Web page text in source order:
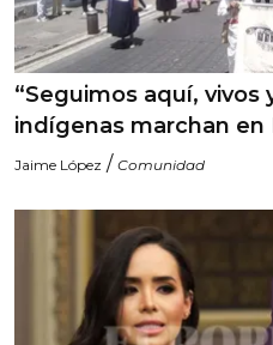
“Seguimos aquí, vivos
indígenas marchan en
Jaime López / Comunidad